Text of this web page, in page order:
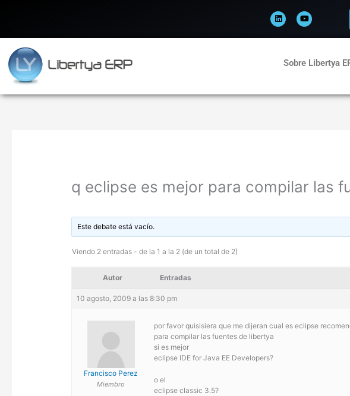
i
n
k
e
o
u
t
u
Sobre Libertya
q eclipse es mejor para compilar las
Este debate está vacío.
Viendo 2 entradas - de la 1 a la 2 (de un total de 2)
Autor Entradas
10 agosto, 2009 a las 8:30 pm
Francisco Perez
Miembro
por favor quisisiera que me dijeran cual es eclipse
para compilar las fuentes de libertya
si es mejor
eclipse IDE for Java EE Developers?
o el
eclipse classic 3.5?